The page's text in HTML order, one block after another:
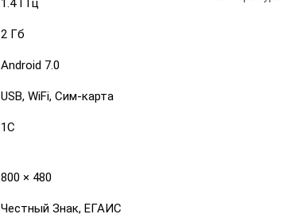
1.4 ГГц
2 Гб
Android 7.0
USB, WiFi, Сим-карта
1С
800 × 480
Честный Знак, ЕГАИС